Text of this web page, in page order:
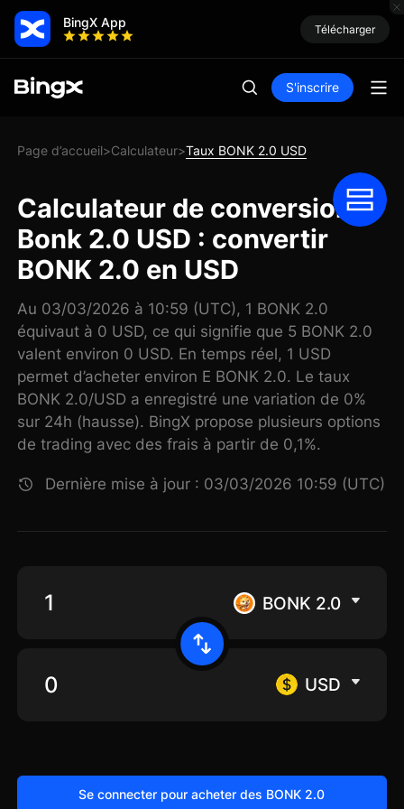
BingX App Télécharger
S'inscrire
Page d’accueil>Calculateur>Taux BONK 2.0 USD
Calculateur de conversion
Bonk 2.0 USD : convertir
BONK 2.0 en USD
Au 03/03/2026 à 10:59 (UTC), 1 BONK 2.0
équivaut à 0 USD, ce qui signifie que 5 BONK 2.0
valent environ 0 USD. En temps réel, 1 USD
permet d’acheter environ E BONK 2.0. Le taux
BONK 2.0/USD a enregistré une variation de 0%
sur 24h (hausse). BingX propose plusieurs options
de trading avec des frais à partir de 0,1%.
Dernière mise à jour : 03/03/2026 10:59 (UTC)
BONK 2.0
USD
Se connecter pour acheter des BONK 2.0